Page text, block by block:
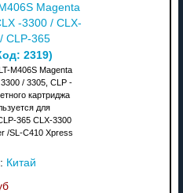
Magenta
-3300 / CLX-
CLP-365
2319)
M406S Magenta
/ 3305, CLP -
картриджа
для
365 CLX-3300
/SL-C410 Xpress
Китай